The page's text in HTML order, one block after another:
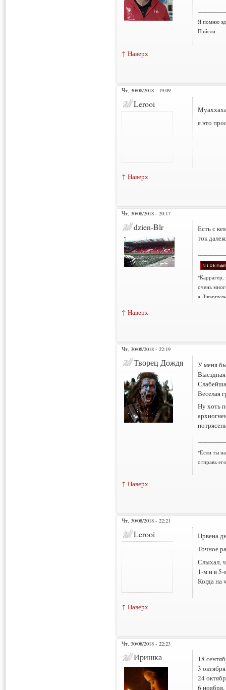
Я помню
Пэйсли
↑ Наверх
Чт, 30/08/2018 - 19:09
Lerooi
я это
↑ Наверх
Чт, 30/08/2018 - 20:17
dzien-Blr
Есть с
ток
"Каррагер,
очень
а
↑ Наверх
Чт, 30/08/2018 - 22:19
Творец Дождя
У меня
Веселая
Ну хоть
"Если ты
отправь
↑ Наверх
Чт, 30/08/2018 - 22:21
Lerooi
Црвена
Точное
Слыхал,
1-м и в
Когда на
↑ Наверх
Чт, 30/08/2018 - 22:23
Иришка
18
3
24
6 ноября,